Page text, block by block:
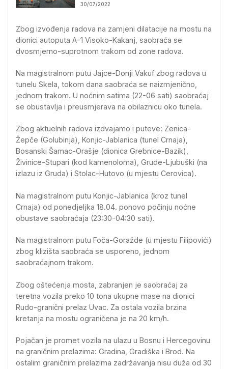
30/07/2022
Zbog izvođenja radova na zamjeni dilatacije na mostu na
dionici autoputa A-1 Visoko-Kakanj, saobraća se
dvosmjerno-suprotnom trakom od zone radova.
Na magistralnom putu Jajce-Donji Vakuf zbog radova u
tunelu Skela, tokom dana saobraća se naizmjenično,
jednom trakom. U noćnim satima (22-06 sati) saobraćaj
se obustavlja i preusmjerava na obilaznicu oko tunela.
Zbog aktuelnih radova izdvajamo i puteve: Zenica-
Žepče (Golubinja), Konjic-Jablanica (tunel Crnaja),
Bosanski Šamac-Orašje (dionica Grebnice-Bazik),
Živinice-Stupari (kod kamenoloma), Grude-Ljubuški (na
izlazu iz Gruda) i Stolac-Hutovo (u mjestu Cerovica).
Na magistralnom putu Konjic-Jablanica (kroz tunel
Crnaja) od ponedjeljka 18.04. ponovo počinju noćne
obustave saobraćaja (23:30-04:30 sati).
Na magistralnom putu Foča-Goražde (u mjestu Filipovići)
zbog klizišta saobraća se usporeno, jednom
saobraćajnom trakom.
Zbog oštećenja mosta, zabranjen je saobraćaj za
teretna vozila preko 10 tona ukupne mase na dionici
Rudo-granični prelaz Uvac. Za ostala vozila brzina
kretanja na mostu ograničena je na 20 km/h.
Pojačan je promet vozila na ulazu u Bosnu i Hercegovinu
na graničnim prelazima: Gradina, Gradiška i Brod. Na
ostalim graničnim prelazima zadržavanja nisu duža od 30